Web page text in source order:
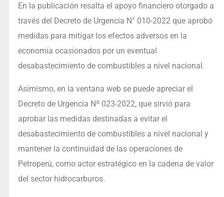
En la publicación resalta el apoyo financiero otorgado a
través del Decreto de Urgencia N° 010-2022 que aprobó
medidas para mitigar los efectos adversos en la
economía ocasionados por un eventual
desabastecimiento de combustibles a nivel nacional.
Asimismo, en la ventana web se puede apreciar el
Decreto de Urgencia Nº 023-2022, que sirvió para
aprobar las medidas destinadas a evitar el
desabastecimiento de combustibles a nivel nacional y
mantener la continuidad de las operaciones de
Petroperú, como actor estratégico en la cadena de valor
del sector hidrocarburos.